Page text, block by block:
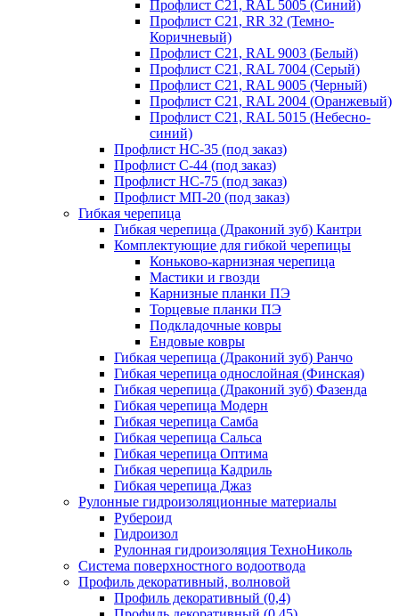
Профлист С21, RAL 5005 (Синий)
Профлист С21, RR 32 (Темно-
Коричневый)
Профлист С21, RAL 9003 (Белый)
Профлист С21, RAL 7004 (Серый)
Профлист С21, RAL 9005 (Черный)
Профлист С21, RAL 2004 (Оранжевый)
Профлист С21, RAL 5015 (Небесно-
синий)
Профлист НС-35 (под заказ)
Профлист С-44 (под заказ)
Профлист НС-75 (под заказ)
Профлист МП-20 (под заказ)
Гибкая черепица
Гибкая черепица (Драконий зуб) Кантри
Комплектующие для гибкой черепицы
Коньково-карнизная черепица
Мастики и гвозди
Карнизные планки ПЭ
Торцевые планки ПЭ
Подкладочные ковры
Ендовые ковры
Гибкая черепица (Драконий зуб) Ранчо
Гибкая черепица однослойная (Финская)
Гибкая черепица (Драконий зуб) Фазенда
Гибкая черепица Модерн
Гибкая черепица Самба
Гибкая черепица Сальса
Гибкая черепица Оптима
Гибкая черепица Кадриль
Гибкая черепица Джаз
Рулонные гидроизоляционные материалы
Рубероид
Гидроизол
Рулонная гидроизоляция ТехноНиколь
Система поверхностного водоотвода
Профиль декоративный, волновой
Профиль декоративный (0,4)